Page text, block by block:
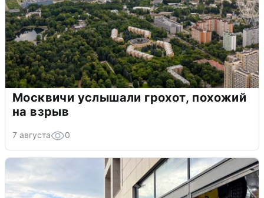
Москвичи услышали грохот, похожий
на взрыв
7 августа 0